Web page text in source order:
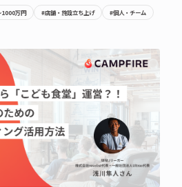
万円 #店舗・施設立ち上げ
#個人・チーム